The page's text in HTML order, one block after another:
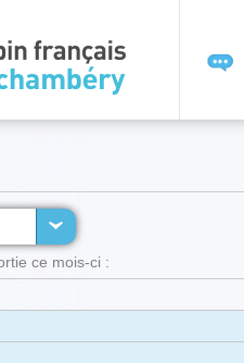
ce mois-ci :